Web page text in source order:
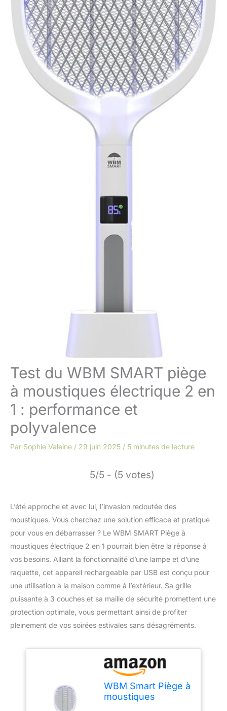
Test du WBM SMART piège
à moustiques électrique 2 en
1 : performance et
polyvalence
Par Sophie Valeine / 29 juin 2025 / 5 minutes de lecture
5/5 - (5 votes)
L’été approche et avec lui, l’invasion redoutée des
moustiques. Vous cherchez une solution efficace et pratique
pour vous en débarrasser ? Le WBM SMART Piège à
moustiques électrique 2 en 1 pourrait bien être la réponse à
vos besoins. Alliant la fonctionnalité d’une lampe et d’une
raquette, cet appareil rechargeable par USB est conçu pour
une utilisation à la maison comme à l’extérieur. Sa grille
puissante à 3 couches et sa maille de sécurité promettent une
protection optimale, vous permettant ainsi de profiter
pleinement de vos soirées estivales sans désagréments.
WBM Smart Piège à
moustiques